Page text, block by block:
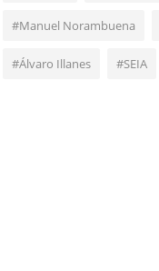
#Manuel Norambuena
#Álvaro Illanes #SEIA